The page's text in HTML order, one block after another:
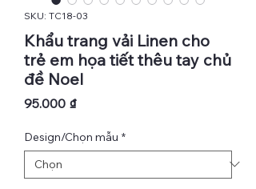
SKU: TC18-03
Khẩu trang vải Linen cho
trẻ em họa tiết thêu tay chủ
đề Noel
95.000 ₫Giá
Design/Chọn mẫu *